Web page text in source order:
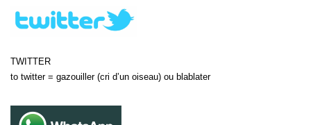
TWITTER
to twitter = gazouiller (cri d’un oiseau) ou blablater